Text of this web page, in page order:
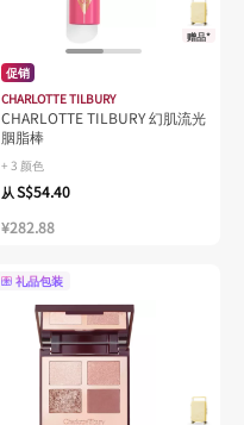
赠品*
促销
CHARLOTTE TILBURY
CHARLOTTE TILBURY 幻肌流光
胭脂棒
+ 3 颜色
从S$54.40
¥282.88
礼品包装